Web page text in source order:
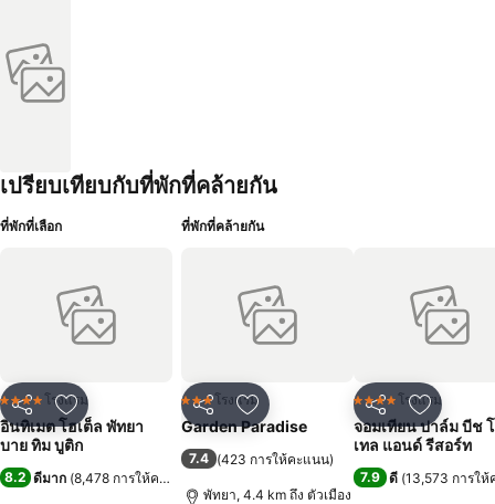
เปรียบเทียบกับที่พักที่คล้ายกัน
ที่พักที่เลือก
แชร์ เพิ่มในรายการโปรด
4 ดาว โรงแรม
อินทิเมต โฮเต็ล พัทยา
บาย ทิม บูติก
8.2 ดีมาก (8,478 การให้คะแนน
ที่พักที่คล้ายกัน
แชร์ เพิ่มในรายการโปรด
3 ดาวโรงแรม
Garden Paradise
7.4 (423 การให้คะแนน)
พัทยา, 4.4 km ถึง ตัวเมือง
แชร์ เพิ่มในรา
4 ดาว โรงแรม
จอมเทียน ปาล์ม บีช
เทล แอนด์ รีสอร์ท
7.9 ดี (13,573 การให้